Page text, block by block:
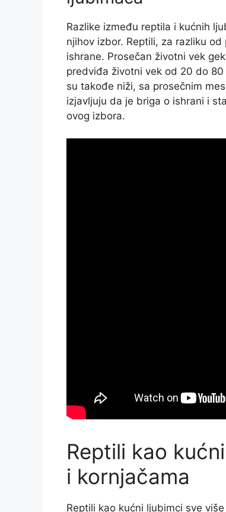
Razlike između reptila i kućnih
njihov izbor. Reptili, za razliku
ishrane. Prosečan životni vek
predviđa životni vek od 20 do
su takođe niži, sa prosečnim
izjavljuju da je briga o ishrani i
ovog izbora.
Reptili kao
i kornjačama
Reptili kao kućni ljubimci sve